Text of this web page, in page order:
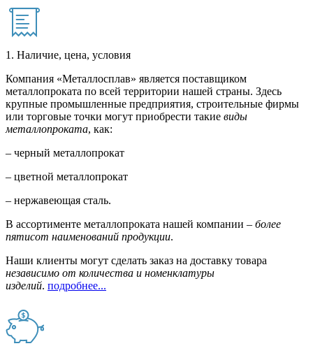
1. Наличие, цена, условия
Компания «Металлосплав» является поставщиком
металлопроката по всей территории нашей страны. Здесь
крупные промышленные предприятия, строительные фирмы
или торговые точки могут приобрести такие виды
металлопроката, как:
– черный металлопрокат
– цветной металлопрокат
– нержавеющая сталь.
В ассортименте металлопроката нашей компании – более
пятисот наименований продукции.
Наши клиенты могут сделать заказ на доставку товара
независимо от количества и номенклатуры
изделий. подробнее...